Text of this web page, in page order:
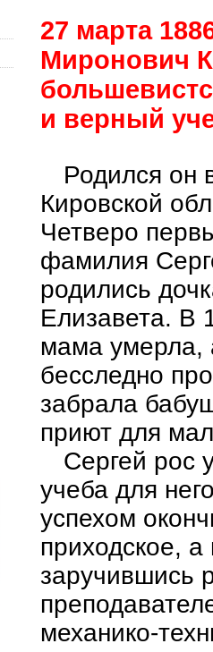
27 марта
Миронович
и верный
Родился он
Кировской
Четверо
фамилия
родились
Елизавета. В
мама умерла,
бесследно
забрала
приют для
Сергей рос
учеба для
успехом
приходское,
заручившись
механико-